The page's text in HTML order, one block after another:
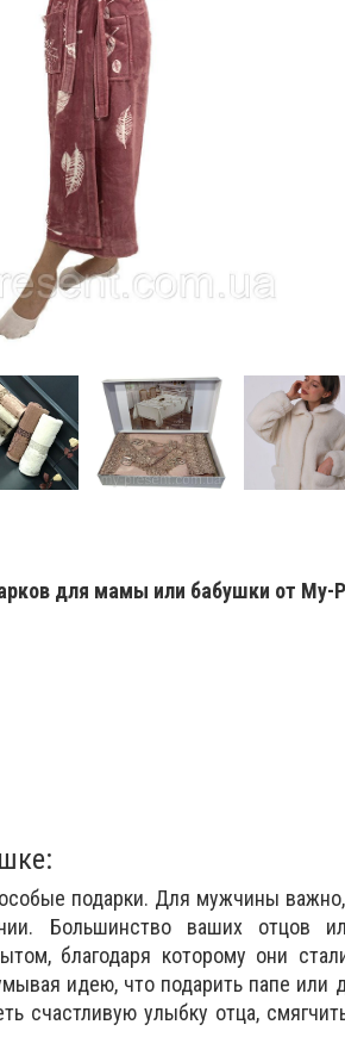
для мамы или бабушки от My-
подарки. Для мужчины
Большинство ваших отцов
благодаря которому они
идею, что подарить папе или
счастливую улыбку отца,